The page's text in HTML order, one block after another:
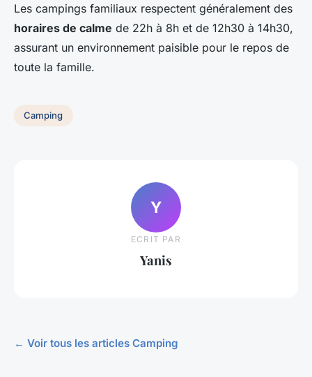
Les campings familiaux respectent généralement des
horaires de calme de 22h à 8h et de 12h30 à 14h30,
assurant un environnement paisible pour le repos de
toute la famille.
Camping
Y
ECRIT PAR
Yanis
← Voir tous les articles Camping